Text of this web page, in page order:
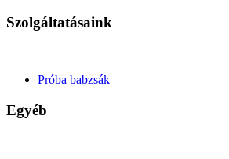
Szolgáltatásaink
Próba babzsák
Egyéb